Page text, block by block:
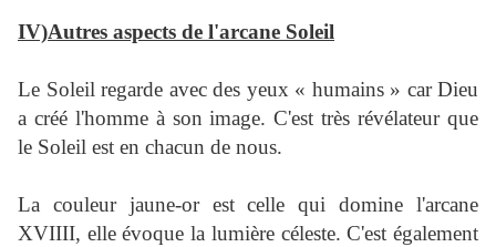
IV)Autres aspects de l'arcane Soleil
Le Soleil regarde avec des yeux « humains » car Dieu
a créé l'homme à son image. C'est très révélateur que
le Soleil est en chacun de nous.
La couleur jaune-or est celle qui domine l'arcane
XVIIII, elle évoque la lumière céleste. C'est également